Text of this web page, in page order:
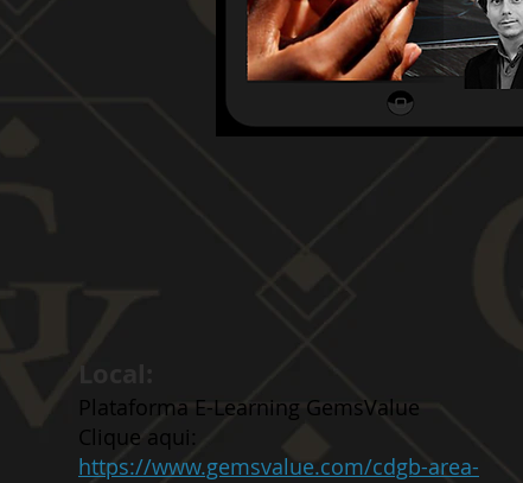
Local:
Plataforma E-Learning GemsValue
Clique aqui:
https://www.gemsvalue.com/cdgb-area-